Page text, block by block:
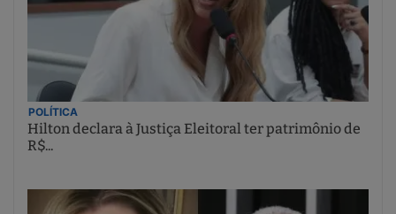
POLÍTICA
Hilton declara à Justiça Eleitoral ter patrimônio de
R$...